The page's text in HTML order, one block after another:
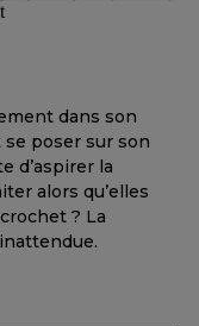
dans son
poser sur son
d’aspirer la
alors qu’elles
? La